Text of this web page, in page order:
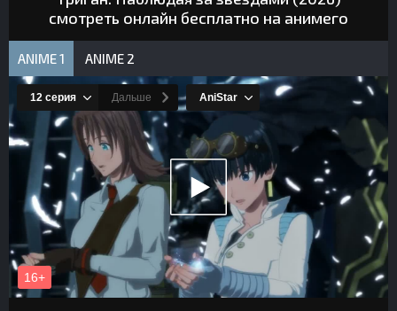
смотреть онлайн бесплатно на анимего
ANIME 1 ANIME 2